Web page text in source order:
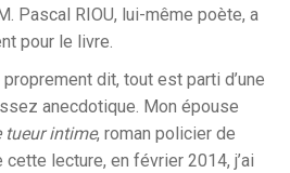
Pascal RIOU, lui-même poète, a
pour le livre.
proprement dit, tout est parti d’une
anecdotique. Mon épouse
tueur intime, roman policier de
cette lecture, en février 2014, j’ai